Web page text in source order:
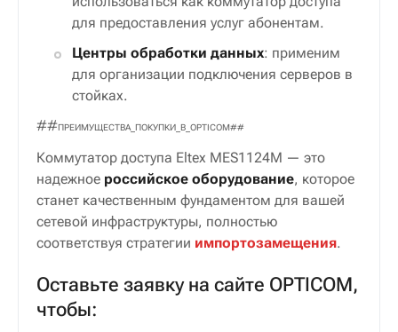
для предоставления услуг абонентам.
Центры обработки данных: применим
для организации подключения серверов в
стойках.
##ПРЕИМУЩЕСТВА_ПОКУПКИ_В_OPTICOM##
Коммутатор доступа Eltex MES1124M — это
надежное российское оборудование, которое
станет качественным фундаментом для вашей
сетевой инфраструктуры, полностью
соответствуя стратегии импортозамещения.
Оставьте заявку на сайте OPTICOM,
чтобы: